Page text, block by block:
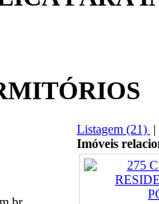
Listagem (21) |
Imóveis